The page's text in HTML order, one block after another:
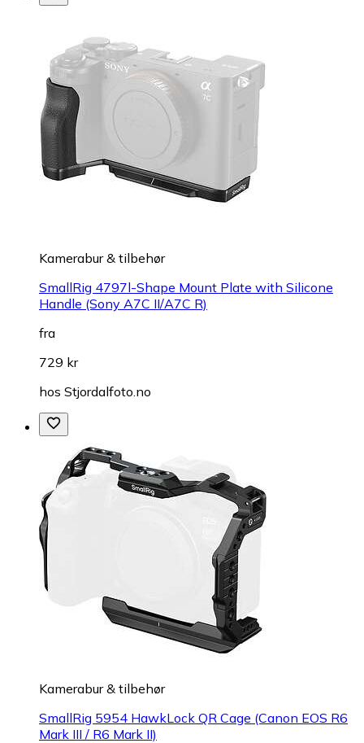
Kamerabur & tilbehør
SmallRig 4797l-Shape Mount Plate with Silicone
Handle (Sony A7C II/A7C R)
fra
729 kr
hos Stjordalfoto.no
Kamerabur & tilbehør
SmallRig 5954 HawkLock QR Cage (Canon EOS R6
Mark III / R6 Mark II)